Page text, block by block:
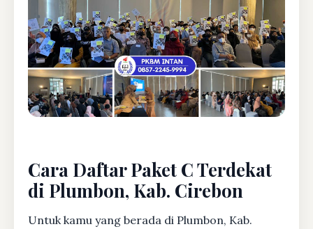
Cara Daftar Paket C Terdekat
di Plumbon, Kab. Cirebon
Untuk kamu yang berada di Plumbon, Kab.